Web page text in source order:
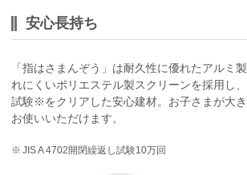
安心長持ち
「指はさまんぞう」は耐久性に優れたアルミ
れにくいポリエステル製スクリーンを採用し
試験※をクリアした安心建材。お子さまが大
お使いいただけます。
※ JIS A 4702開閉繰返し試験10万回